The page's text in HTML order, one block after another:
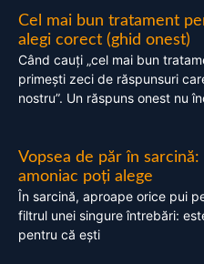
Cel mai bun tratament
alegi corect (ghid onest)
Când cauți „cel mai bun
primești zeci de răspunsuri
nostru”. Un răspuns onest nu
Vopsea de păr în
amoniac poți alege
În sarcină, aproape orice pui
filtrul unei singure întrebări:
pentru că ești